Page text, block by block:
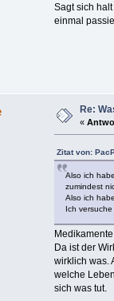
Sagt sich
einmal
Re:
«
Zitat von:
Also ich
zumindest
Also ich
Ich
Da ist der
wirklich was.
welche
sich was tut.